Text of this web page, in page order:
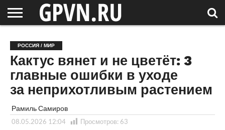
ОБЛАСТЬ
НОВОСТИ
СОСЕДЕЙ
РОССИЯ
/ МИР
СПЕЦПРОЕКТЫ
БЛОГ
СТАТЬИ
ФОТОРЕПОРТАЖИ
ИНТЕРВЬЮ
ОБЪЕКТЫ
ПОДБОРКИ
РОССИЯ / МИР
Кактус вянет и не цветёт: 3
главные ошибки в уходе
за неприхотливым растением
Рамиль Самиров
08.05.2026 12:04 Просмотров: 63